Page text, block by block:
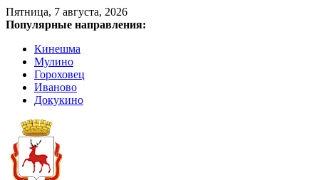
Пятница, 7 августа, 2026
Популярные направления:
Кинешма
Мулино
Гороховец
Иваново
Докукино